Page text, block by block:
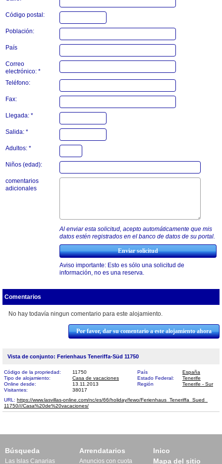
Código postal:
Población:
País
Correo
electrónico: *
Teléfono:
Fax:
Llegada: *
Salida: *
Adultos: *
Niños (edad):
comentarios
adicionales
Al enviar esta solicitud, acepto automáticamente que mis
datos estén registrados en el banco de datos de su portal.
Aviso importante: Esto es sólo una solicitud de
información, no es una reserva.
Comentarios
No hay todavía ningun comentario para este alojamiento.
Por favor, dar su comentario a este alojamiento ahora
Vista de conjunto: Ferienhaus Teneriffa-Süd 11750
Código de la propriedad: 11750 País
España
Tipo de alojamiento:
Casa de vacaciones Estado Federal:
Tenerife
Online desde:
13.11.2013 Región
Tenerife - Sur
Visitantes:
38017
URL: https://www.lasvillas-online.com/nc/es/66/holiday/fewo/Ferienhaus_Teneriffa_Sued_​
11750///Casa%20de%20vacaciones/
Búsqueda
Las Islas Canarias
Arrendatarios
Anuncios con cuota
Inico
Mapa del sitio